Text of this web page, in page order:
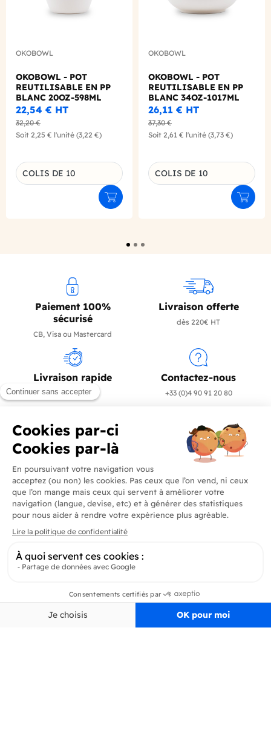
OKOBOWL
OKOBOWL - POT
REUTILISABLE EN PP
BLANC 20OZ-598ML
Ø118MM X1
22,54 € HT
32,20 €
Soit 2,25 € l'unité (3,22 €)
Déclinaison du produit
COLIS DE 10
Ajouter au panier
OKOBOWL
OKOBOWL - POT
REUTILISABLE EN PP
BLANC 34OZ-1017ML
Ø167MM X1
26,11 € HT
37,30 €
Soit 2,61 € l'unité (3,73 €)
Déclinaison du produit
COLIS DE 10
Paiement 100%
sécurisé
CB, Visa ou Mastercard
Livraison offerte
dès 220€ HT
Livraison rapide
en 24/72h
Contactez-nous
+33 (0)4 90 91 20 80